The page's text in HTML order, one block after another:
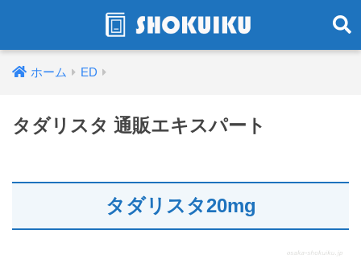
ホーム ED
タダリスタ 通販エキスパート
タダリスタ20mg